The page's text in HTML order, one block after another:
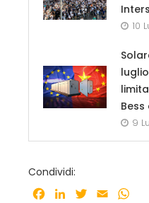
10
9
Condividi:
Facebook
LinkedInTwitter
Email